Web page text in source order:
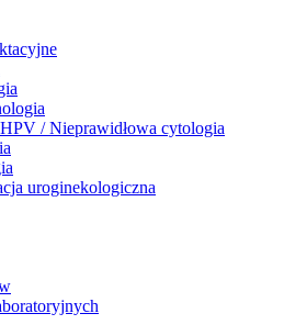
/ Nieprawidłowa cytologia
uroginekologiczna